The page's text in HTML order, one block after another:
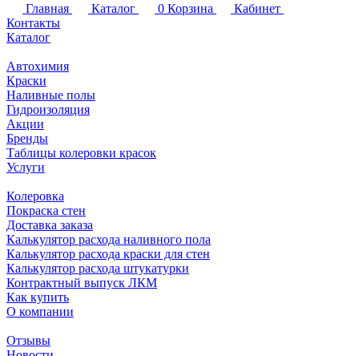
Главная
Каталог 0 Корзина
Кабинет
Контакты
Каталог
Автохимия
Краски
Наливные полы
Гидроизоляция
Акции
Бренды
Таблицы колеровки красок
Услуги
Колеровка
Покраска стен
Доставка заказа
Калькулятор расхода наливного пола
Калькулятор расхода краски для стен
Калькулятор расхода штукатурки
Контрактный выпуск ЛКМ
Как купить
О компании
Отзывы